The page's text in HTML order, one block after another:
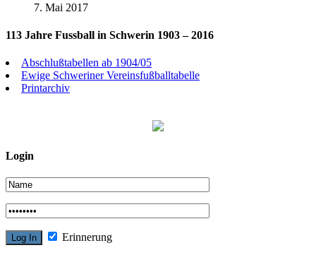
7. Mai 2017
113 Jahre Fussball in Schwerin 1903 – 2016
Abschlußtabellen ab 1904/05
Ewige Schweriner Vereinsfußballtabelle
Printarchiv
Login
Erinnerung